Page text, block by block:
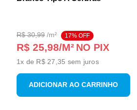
R$ 30,99/m² 17% OFF
R$ 25,98/M² NO PIX
1x de R$ 27,35 sem juros
ADICIONAR AO CARRINHO